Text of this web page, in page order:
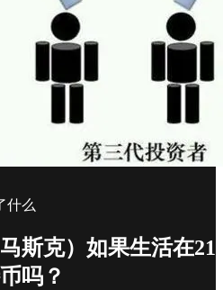
什么
斯克）如果生活在21
吗？